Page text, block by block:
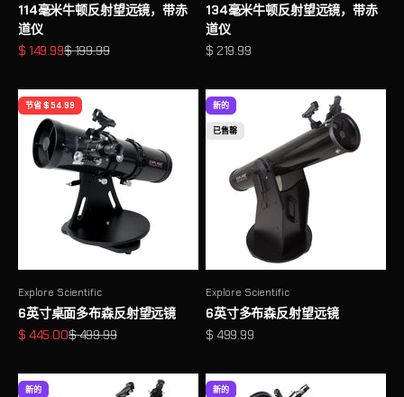
114毫米牛顿反射望远镜，带赤
道仪
促销价格
$ 149.99原价
$ 199.99
134毫米牛顿反射望远镜，带赤
道仪
促销价格
$ 219.99
节省 $ 54.99
Explore Scientific
6英寸桌面多布森反射望远镜
促销价格
$ 445.00原价
$ 499.99
新的
已售罄
Explore Scientific
6英寸多布森反射望远镜
促销价格
$ 499.99
新的 新的